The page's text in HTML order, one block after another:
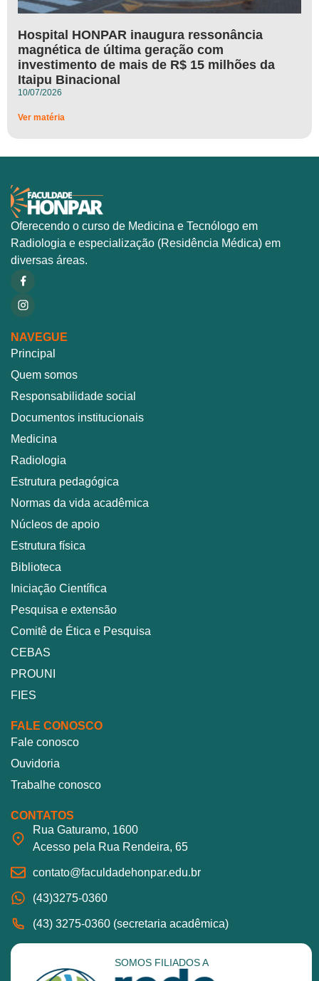
Hospital HONPAR inaugura ressonância
magnética de última geração com
investimento de mais de R$ 15 milhões da
Itaipu Binacional
10/07/2026
Ver matéria
Oferecendo o curso de Medicina e Tecnólogo em
Radiologia e especialização (Residência Médica) em
diversas áreas.
NAVEGUE
Principal
Quem somos
Responsabilidade social
Documentos institucionais
Medicina
Radiologia
Estrutura pedagógica
Normas da vida acadêmica
Núcleos de apoio
Estrutura física
Biblioteca
Iniciação Científica
Pesquisa e extensão
Comitê de Ética e Pesquisa
CEBAS
PROUNI
FIES
FALE CONOSCO
Fale conosco
Ouvidoria
Trabalhe conosco
CONTATOS
Rua Gaturamo, 1600
Acesso pela Rua Rendeira, 65
contato@faculdadehonpar.edu.br
(43)3275-0360
(43) 3275-0360 (secretaria acadêmica)
SOMOS FILIADOS A